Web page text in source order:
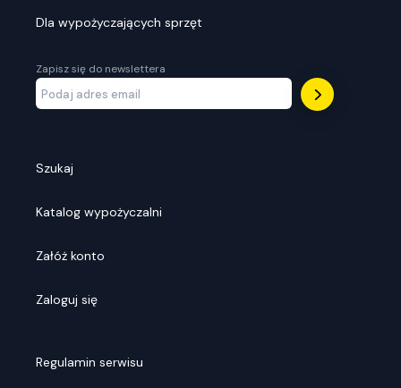
Dla wypożyczających sprzęt
Zapisz się do newslettera
Szukaj
Katalog wypożyczalni
Załóż konto
Zaloguj się
Regulamin serwisu